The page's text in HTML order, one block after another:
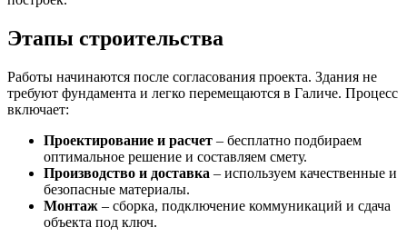
Этапы строительства
Работы начинаются после согласования проекта. Здания не
требуют фундамента и легко перемещаются в Галиче. Процесс
включает:
Проектирование и расчет – бесплатно подбираем
оптимальное решение и составляем смету.
Производство и доставка – используем качественные и
безопасные материалы.
Монтаж – сборка, подключение коммуникаций и сдача
объекта под ключ.